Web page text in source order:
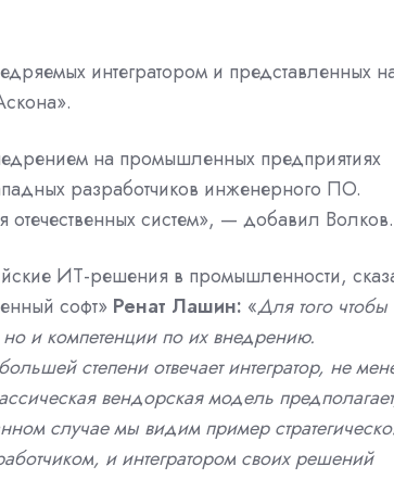
интегратором и представленных
на промышленных предприятиях
разработчиков инженерного ПО.
отечественныхсистем», — добавил Волков.
ИТ-решения в промышленности,
софт» Ренат Лашин: «Для того чтобы
но и компетенции по их внедрению.
степени отвечает интегратор, не
вендорская модель
случае мы видим пример
и интегратором своих решений